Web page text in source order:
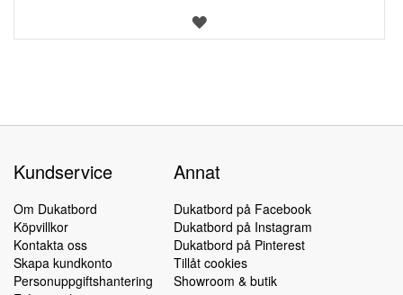
LÄGG
TILL
Kundservice
Om Dukatbord
Köpvillkor
Kontakta oss
Skapa kundkonto
Personuppgiftshantering
Annat
Dukatbord på Facebook
Dukatbord på Instagram
Dukatbord på Pinterest
Tillåt cookies
Showroom & butik